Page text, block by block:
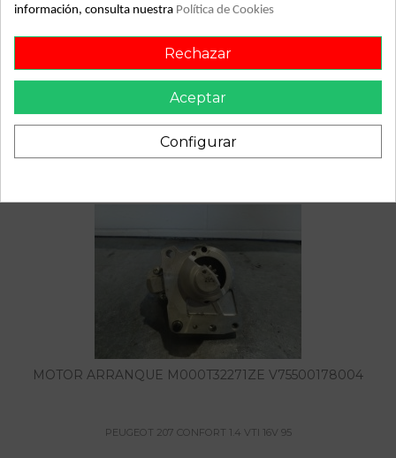
Descripción
Recambio de maneta interior delantera derecha para
peugeot 207 confort 1.4 vti 16v 95 referencia OEM IAM
MOTOR ARRANQUE M000T32271ZE V75500178004
PEUGEOT 207 CONFORT 1.4 VTI 16V 95
información, consulta nuestra Política de Cookies
Rechazar
Aceptar
Configurar